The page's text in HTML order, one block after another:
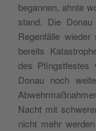
began­nen, ahnte
stand. Die
Regen­fälle
bere­its
des Pfin­gst­festes
Donau noch
Nacht mit
nicht mehr